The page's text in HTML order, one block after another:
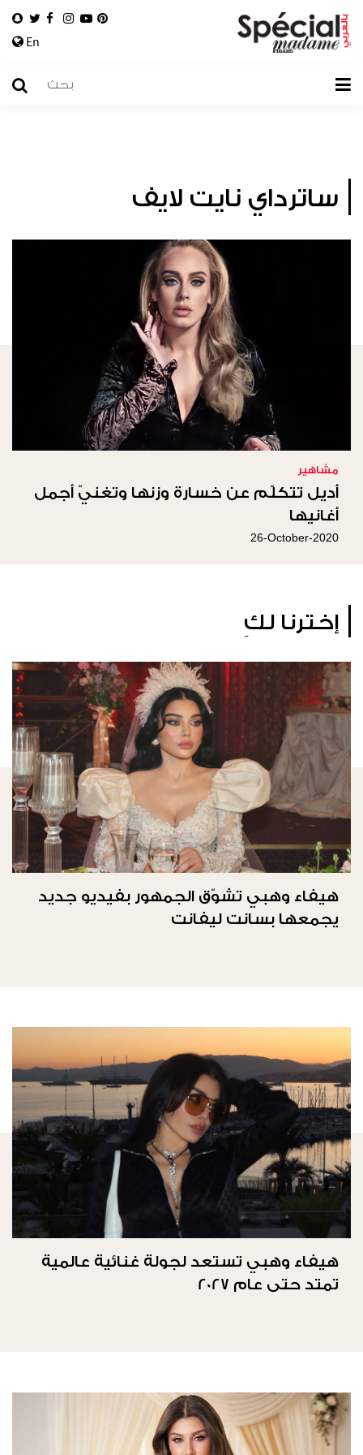
En
ساترداي نايت لايف
مشاهير
أديل تتكلّم عن خسارة وزنها وتغنيّ أجمل
أغانيها
26-October-2020
إخترنا لكِ
هيفاء وهبي تشوّق الجمهور بفيديو جديد
يجمعها بسانت ليفانت
هيفاء وهبي تستعد لجولة غنائية عالمية
تمتد حتى عام 2027